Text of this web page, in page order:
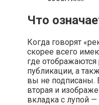
Что
Когда говорят
скорее всего
где
публикации, а
вы не подписаны.
вторая и
вкладка с лупой —